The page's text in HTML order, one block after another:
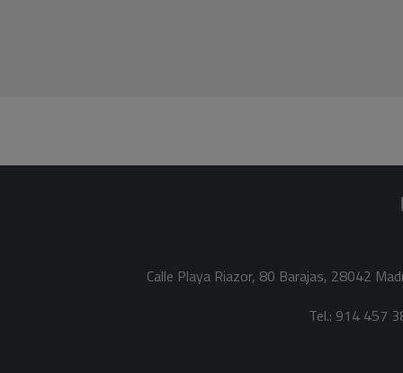
Calle Playa Riazor, 80 Barajas, 28042
Tel.: 914 457